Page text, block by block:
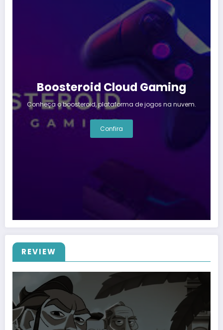
Boosteroid Cloud Gaming
Conheça o boosteroid, plataforma de jogos na nuvem.
Confira
REVIEW